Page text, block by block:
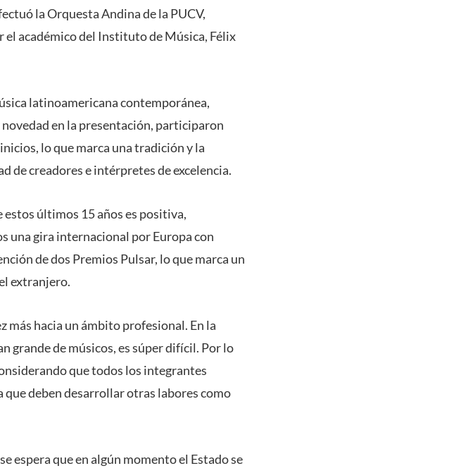
la Orquesta Andina de la PUCV,
académico del Instituto de Música, Félix
latinoamericana contemporánea,
en la presentación, participaron
lo que marca una tradición y la
de creadores e intérpretes de excelencia.
estos últimos 15 años es positiva,
una gira internacional por Europa con
de dos Premios Pulsar, lo que marca un
extranjero.
más hacia un ámbito profesional. En la
grande de músicos, es súper difícil. Por lo
que todos los integrantes
que deben desarrollar otras labores como
espera que en algún momento el Estado se